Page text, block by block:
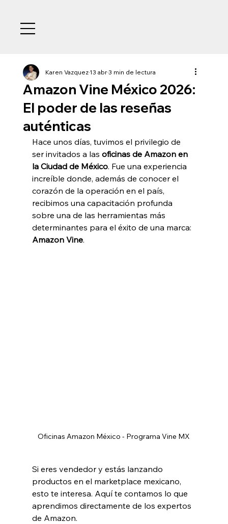
Amazon Vine México 2026:
El poder de las reseñas
auténticas
Karen Vazquez13 abr3 min de lectura
Hace unos días, tuvimos el privilegio de
ser invitados a las oficinas de Amazon en
la Ciudad de México. Fue una experiencia
increíble donde, además de conocer el
corazón de la operación en el país,
recibimos una capacitación profunda
sobre una de las herramientas más
determinantes para el éxito de una marca:
Amazon Vine.
Oficinas Amazon México - Programa Vine MX
Si eres vendedor y estás lanzando
productos en el marketplace mexicano,
esto te interesa. Aquí te contamos lo que
aprendimos directamente de los expertos
de Amazon.